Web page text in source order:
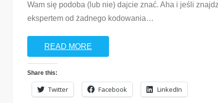
Wam się podoba (lub nie) dajcie znać. Aha i jeśli
ekspertem od żadnego kodowania…
READ MORE
Share this:
Twitter Facebook LinkedIn